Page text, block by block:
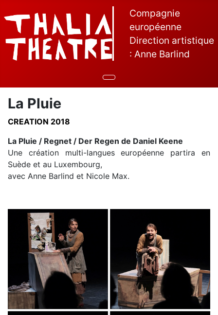
Compagnie
européenne
Direction artistique
: Anne Barlind
La Pluie
CREATION 2018
La Pluie / Regnet / Der Regen de Daniel Keene
Une création multi-langues européenne partira en
Suède et au Luxembourg,
avec Anne Barlind et Nicole Max.